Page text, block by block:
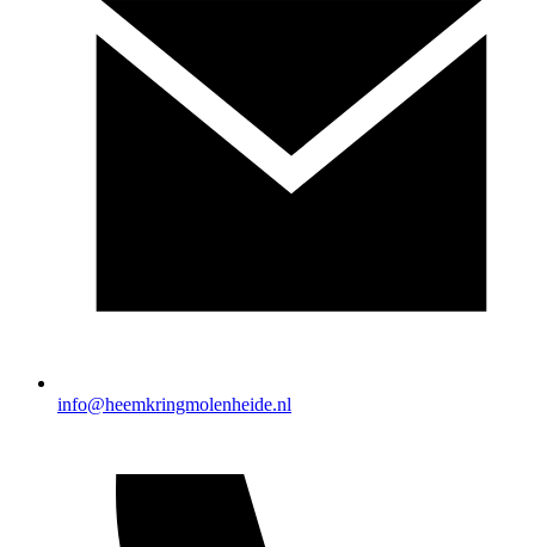
info@heemkringmolenheide.nl